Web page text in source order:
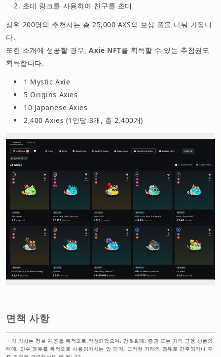
초대 링크를 사용하여 친구를 초대
상위 200명의 추천자는 총 25,000 AXS의 보상 풀을 나눠 가집니
다.
또한 소개에 성공할 경우,Axie NFT를 획득할 수 있는 추첨권도
획득합니다.
1 Mystic Axie
5 Origins Axies
10 Japanese Axies
2,400 Axies (1인당 3개, 총 2,400개)
면책 사항
・ 이 기사는 정보 제공을 목적으로 작성되었으며, 암호화폐, 증권 또는 기타 금융 상품의
매매, 인수 권유를 목적으로 사용되어서는 안 되며, 그러한 거래의 권유로 간주되거나 투